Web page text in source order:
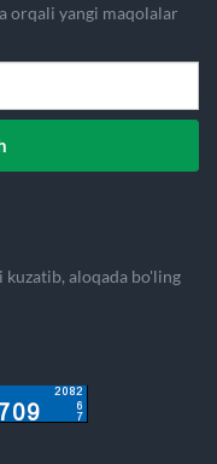
orqali yangi maqolalar
aloqada bo'ling